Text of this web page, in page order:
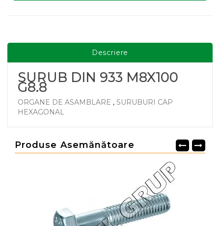
Descriere
SURUB DIN 933 M8X100
G8.8
ORGANE DE ASAMBLARE , SURUBURI CAP
HEXAGONAL
Produse Asemănătoare